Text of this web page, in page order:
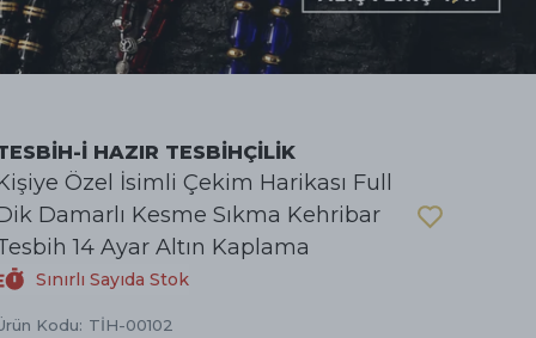
İ HAZIR TESBİHÇİLİK
Özel İsimli Çekim Harikası Full
Damarlı Kesme Sıkma Kehribar
14 Ayar Altın Kaplama
Sınırlı Sayıda Stok
Kodu: TİH-00102